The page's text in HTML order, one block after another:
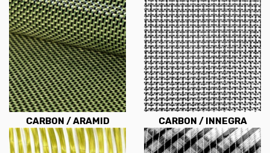
CARBON / ARAMID CARBON / INNEGRA